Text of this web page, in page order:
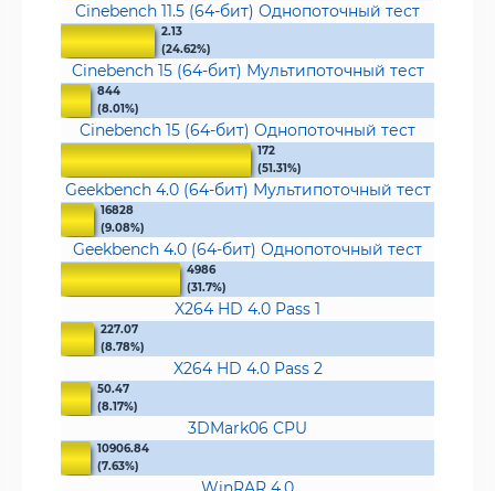
Cinebench 11.5 (64-бит) Однопоточный тест
2.13
(24.62%)
Cinebench 15 (64-бит) Мультипоточный тест
844
(8.01%)
Cinebench 15 (64-бит) Однопоточный тест
172
(51.31%)
Geekbench 4.0 (64-бит) Мультипоточный тест
16828
(9.08%)
Geekbench 4.0 (64-бит) Однопоточный тест
4986
(31.7%)
X264 HD 4.0 Pass 1
227.07
(8.78%)
X264 HD 4.0 Pass 2
50.47
(8.17%)
3DMark06 CPU
10906.84
(7.63%)